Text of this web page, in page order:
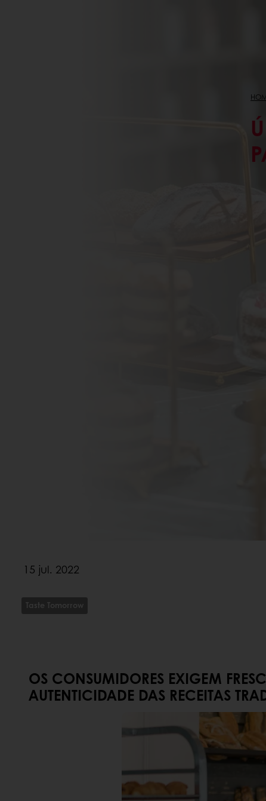
15 jul. 2022
Taste Tomorrow
OS CONSUMIDORES EXIGEM
AUTENTICIDADE DAS RECEITAS